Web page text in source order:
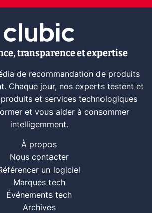
transparence et expertise
de recommandation de produits
Chaque jour, nos experts testent et
et services technologiques
et vous aider à consommer
intelligemment.
À propos
Nous contacter
un logiciel
Marques tech
Événements tech
Archives